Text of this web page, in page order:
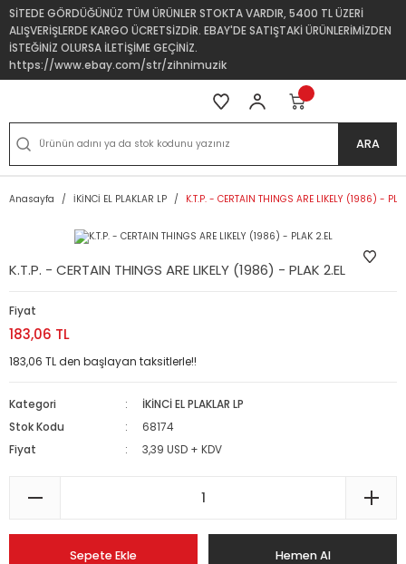
SİTEDE GÖRDÜĞÜNÜZ TÜM ÜRÜNLER STOKTA VARDIR, 5400 TL ÜZERİ
ALIŞVERİŞLERDE KARGO ÜCRETSİZDİR. EBAY'DE SATIŞTAKİ ÜRÜNLERİMİZDEN
İSTEĞİNİZ OLURSA İLETİŞİME GEÇİNİZ.
https://www.ebay.com/str/zihnimuzik
ARA
Anasayfa İKİNCİ EL PLAKLAR LP K.T.P. - CERTAIN THINGS ARE LIKELY (1986) -
K.T.P. - CERTAIN THINGS ARE LIKELY (1986) - PLAK 2.EL
Fiyat
183,06 TL
183,06 TL den başlayan taksitlerle!!
Kategori
İKİNCİ EL PLAKLAR LP
Stok Kodu
68174
Fiyat
3,39 USD + KDV
Sepete Ekle Hemen Al